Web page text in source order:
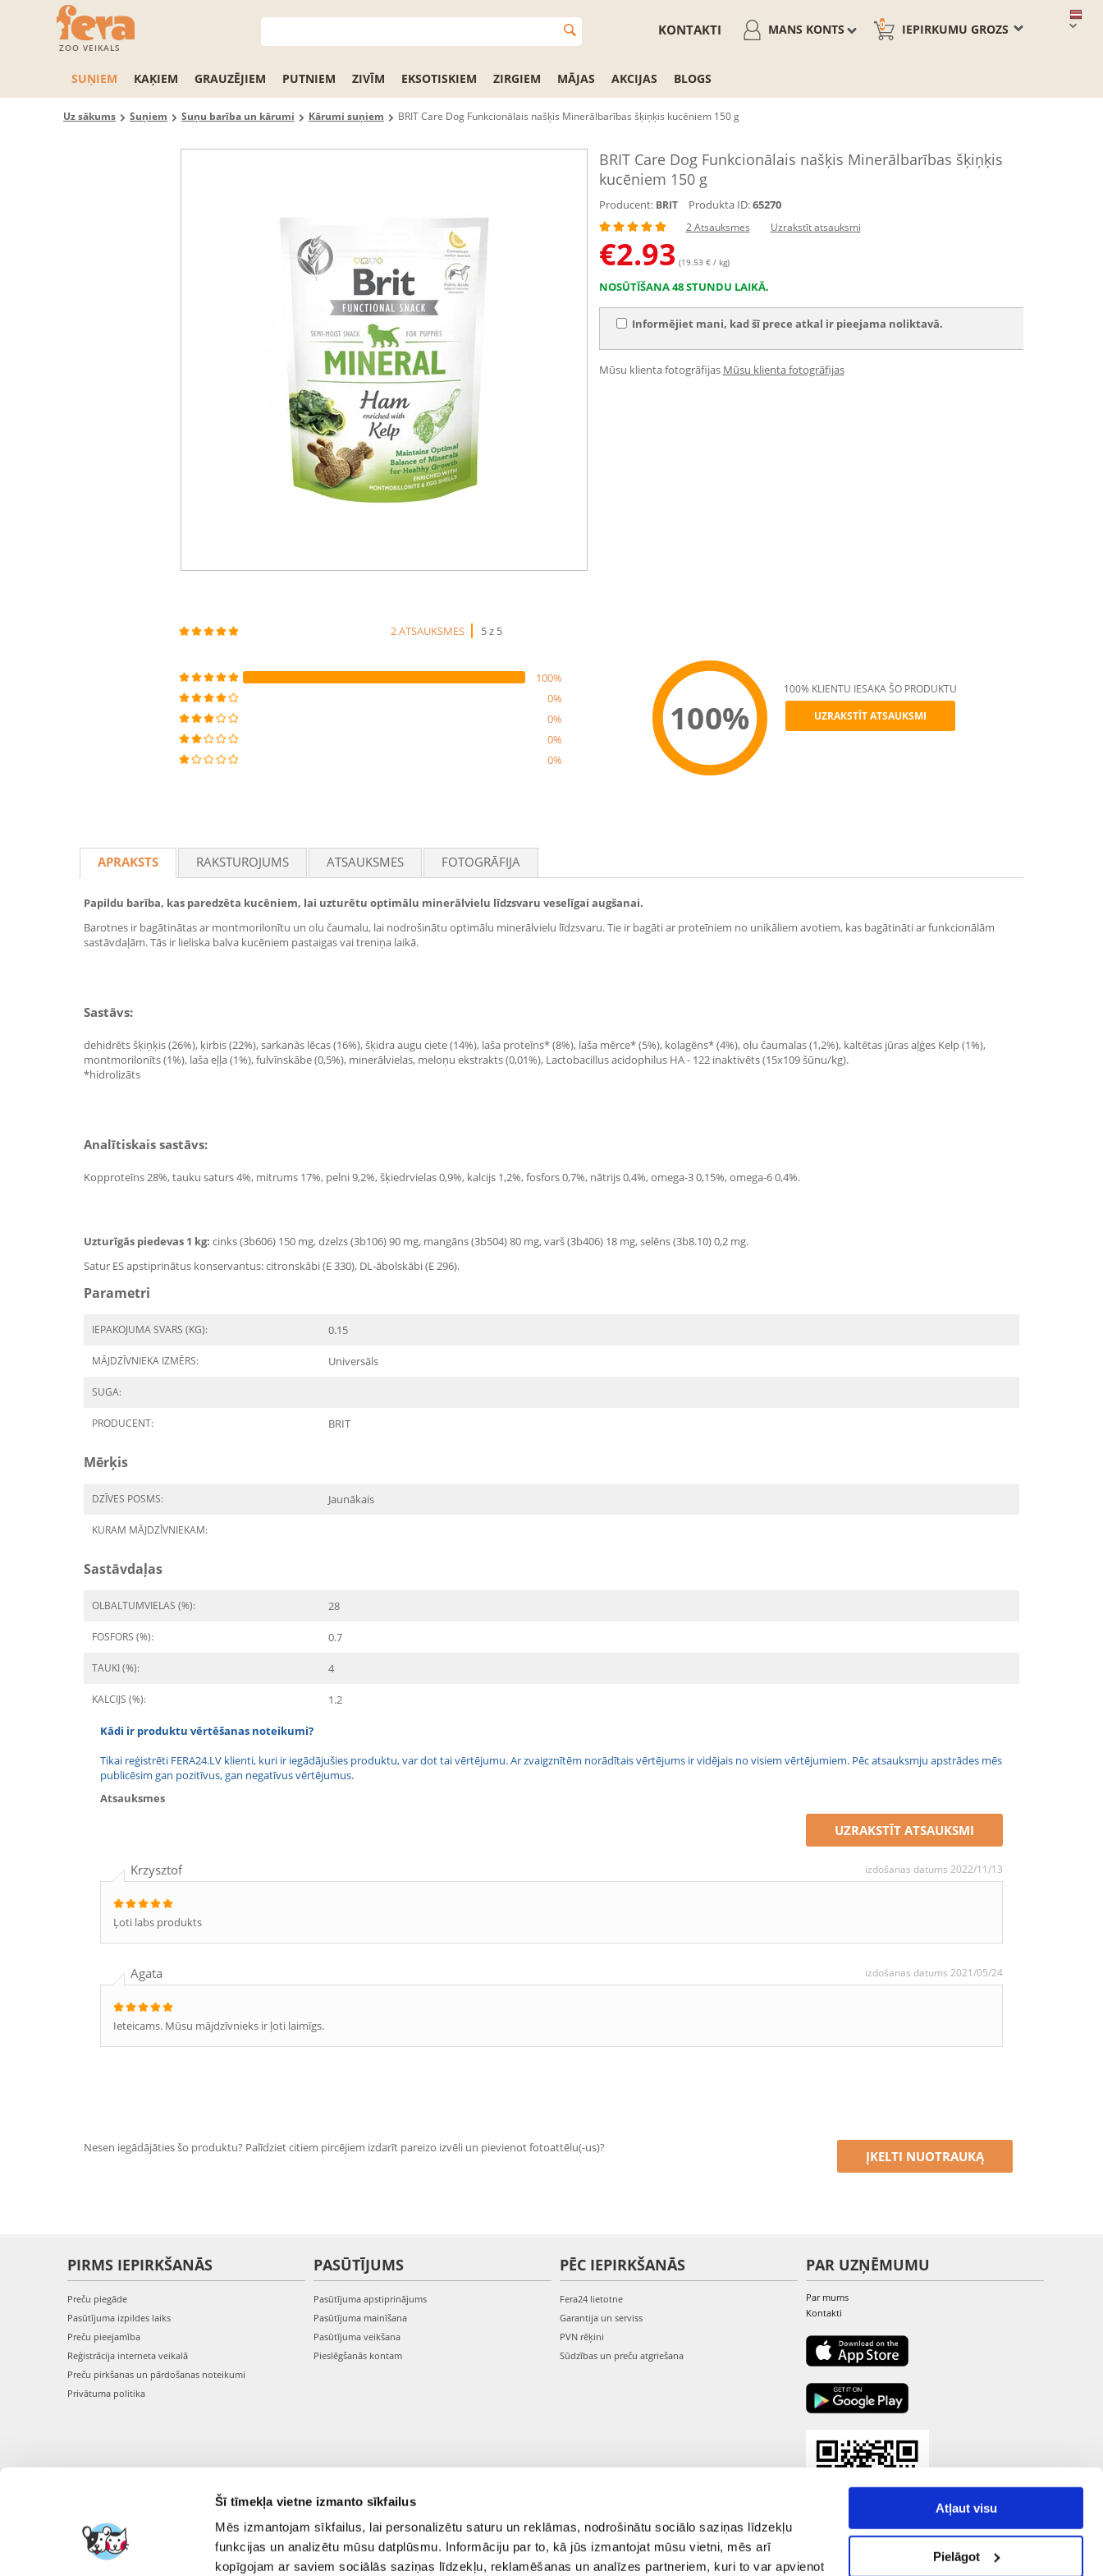
Šī tīmekļa vietne izmanto sīkfailus
Mēs izmantojam sīkfailus, lai personalizētu saturu un reklāmas, nodrošinātu sociālo saziņas līdzekļu
funkcijas un analizētu mūsu datplūsmu. Informāciju par to, kā jūs izmantojat mūsu vietni, mēs arī
kopīgojam ar saviem sociālās saziņas līdzekļu, reklamēšanas un analīzes partneriem, kuri to var apvienot
Atļaut visu
Pielāgot
ZOO VEIKALS
IEPIRKUMU GROZS
0
MANS KONTS
KONTAKTI
SUŅIEM KAĶIEM GRAUZĒJIEM PUTNIEM ZIVĪM EKSOTISKIEM ZIRGIEM MĀJAS AKCIJAS BLOGS
Uz sākums Suņiem Suņu barība un kārumi Kārumi suņiem BRIT Care Dog Funkcionālais našķis Minerālbarības šķiņķis kucēniem 150 g
BRIT Care Dog Funkcionālais našķis Minerālbarības šķiņķis
kucēniem 150 g
Producent: BRIT Produkta ID:65270
2 Atsauksmes Uzrakstīt atsauksmi
€2.93 (19.53 € / kg)
NOSŪTĪŠANA 48 STUNDU LAIKĀ.
Informējiet mani, kad šī prece atkal ir pieejama noliktavā.
Mūsu klienta fotogrāfijas Mūsu klienta fotogrāfijas
2 ATSAUKSMES 5 z 5
100%
0%
0%
0%
0%
100%
100% KLIENTU IESAKA ŠO PRODUKTU
UZRAKSTĪT ATSAUKSMI
APRAKSTS RAKSTUROJUMS ATSAUKSMES FOTOGRĀFIJA
Papildu barība, kas paredzēta kucēniem, lai uzturētu optimālu minerālvielu līdzsvaru veselīgai augšanai.
Barotnes ir bagātinātas ar montmorilonītu un olu čaumalu, lai nodrošinātu optimālu minerālvielu līdzsvaru. Tie ir bagāti ar proteīniem no unikāliem avotiem, kas bagātināti ar funkcionālām
sastāvdaļām. Tās ir lieliska balva kucēniem pastaigas vai treniņa laikā.
Sastāvs:
dehidrēts šķiņķis (26%), ķirbis (22%), sarkanās lēcas (16%), šķidra augu ciete (14%), laša proteīns* (8%), laša mērce* (5%), kolagēns* (4%), olu čaumalas (1,2%), kaltētas jūras aļģes Kelp (1%),
montmorilonīts (1%), laša eļļa (1%), fulvīnskābe (0,5%), minerālvielas, meloņu ekstrakts (0,01%), Lactobacillus acidophilus HA - 122 inaktivēts (15x109 šūnu/kg).
*hidrolizāts
Analītiskais sastāvs:
Kopproteīns 28%, tauku saturs 4%, mitrums 17%, pelni 9,2%, šķiedrvielas 0,9%, kalcijs 1,2%, fosfors 0,7%, nātrijs 0,4%, omega-3 0,15%, omega-6 0,4%.
Uzturīgās piedevas 1 kg: cinks (3b606) 150 mg, dzelzs (3b106) 90 mg, mangāns (3b504) 80 mg, varš (3b406) 18 mg, selēns (3b8.10) 0,2 mg.
Satur ES apstiprinātus konservantus: citronskābi (E 330), DL-ābolskābi (E 296).
Parametri
IEPAKOJUMA SVARS (KG): 0.15
MĀJDZĪVNIEKA IZMĒRS: Universāls
SUGA:
PRODUCENT: BRIT
Mērķis
DZĪVES POSMS: Jaunākais
KURAM MĀJDZĪVNIEKAM:
Sastāvdaļas
OLBALTUMVIELAS (%): 28
FOSFORS (%): 0.7
TAUKI (%): 4
KALCIJS (%): 1.2
Kādi ir produktu vērtēšanas noteikumi?
Tikai reģistrēti FERA24.LV klienti, kuri ir iegādājušies produktu, var dot tai vērtējumu. Ar zvaigznītēm norādītais vērtējums ir vidējais no visiem vērtējumiem. Pēc atsauksmju apstrādes mēs
publicēsim gan pozitīvus, gan negatīvus vērtējumus.
Atsauksmes
UZRAKSTĪT ATSAUKSMI
Krzysztof izdošanas datums 2022/11/13
Ļoti labs produkts
Agata izdošanas datums 2021/05/24
Ieteicams. Mūsu mājdzīvnieks ir ļoti laimīgs.
Nesen iegādājāties šo produktu? Palīdziet citiem pircējiem izdarīt pareizo izvēli un pievienot fotoattēlu(-us)?
ĮKELTI NUOTRAUKĄ
PIRMS IEPIRKŠANĀS
Preču piegāde
Pasūtījuma izpildes laiks
Preču pieejamība
Reģistrācija interneta veikalā
Preču pirkšanas un pārdošanas noteikumi
Privātuma politika
PASŪTĪJUMS
Pasūtījuma apstiprinājums
Pasūtījuma mainīšana
Pasūtījuma veikšana
Pieslēgšanās kontam
PĒC IEPIRKŠANĀS
Fera24 lietotne
Garantija un serviss
PVN rēķini
Sūdzības un preču atgriešana
PAR UZŅĒMUMU
Par mums
Kontakti